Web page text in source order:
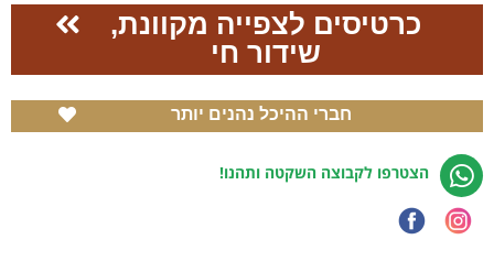
כרטיסים לצפייה מקוונת,
שידור חי
חברי ההיכל נהנים יותר
הצטרפו לקבוצה השקטה ותהנו!